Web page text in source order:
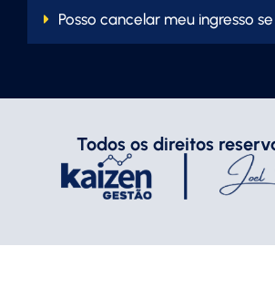
Posso cancelar meu ingresso
Todos os direitos